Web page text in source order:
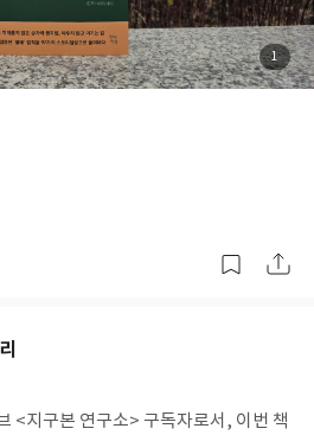
분위기의 조화다. 나의 직장에도 그런
아닌 팀의 사기, 신뢰의 흐름, 작은 성
지의 방향성. 손자는 이미 그것을 간파
왔다. ‘적을 알고 나를 알라’는 말은 단
의 논리를 이해하고 내 감정을 객관화
으로 반응하기 전에 상대의 의도를 읽
리 팀의 약점을 먼저 진단하는 것. 손
역사적 사례와 47장의 이미지가 어우
고전이 이렇게 현실적일 수 있다는 사
쟁터를 넘어, 회의실과 가정, 그리고
가 있다. 성과, 평가, 인간관계…. 그러
첨
부
된
사
1